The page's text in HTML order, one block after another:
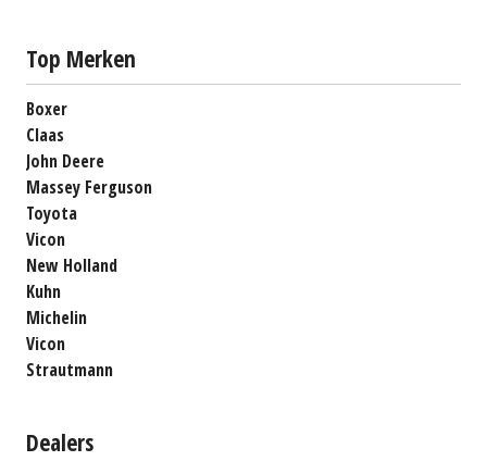
Top Merken
Boxer
Claas
John Deere
Massey Ferguson
Toyota
Vicon
New Holland
Kuhn
Michelin
Vicon
Strautmann
Dealers